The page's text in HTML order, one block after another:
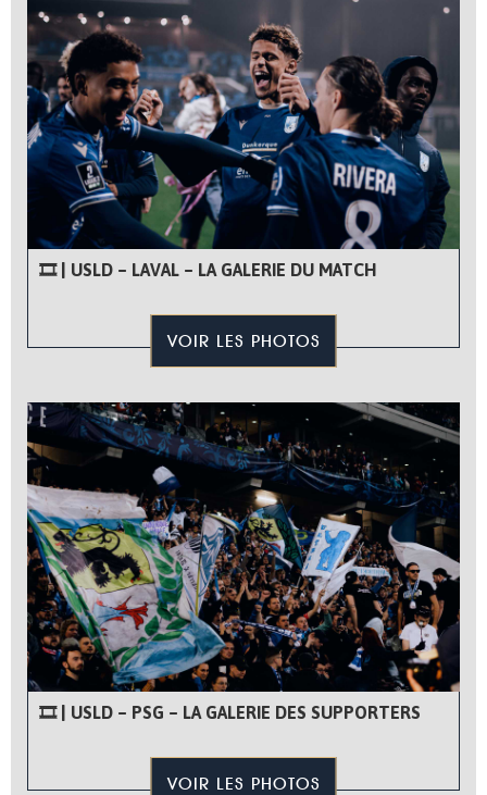
🎞 | USLD – LAVAL – LA GALERIE DU MATCH
VOIR LES PHOTOS
🎞 | USLD – PSG – LA GALERIE DES SUPPORTERS
VOIR LES PHOTOS